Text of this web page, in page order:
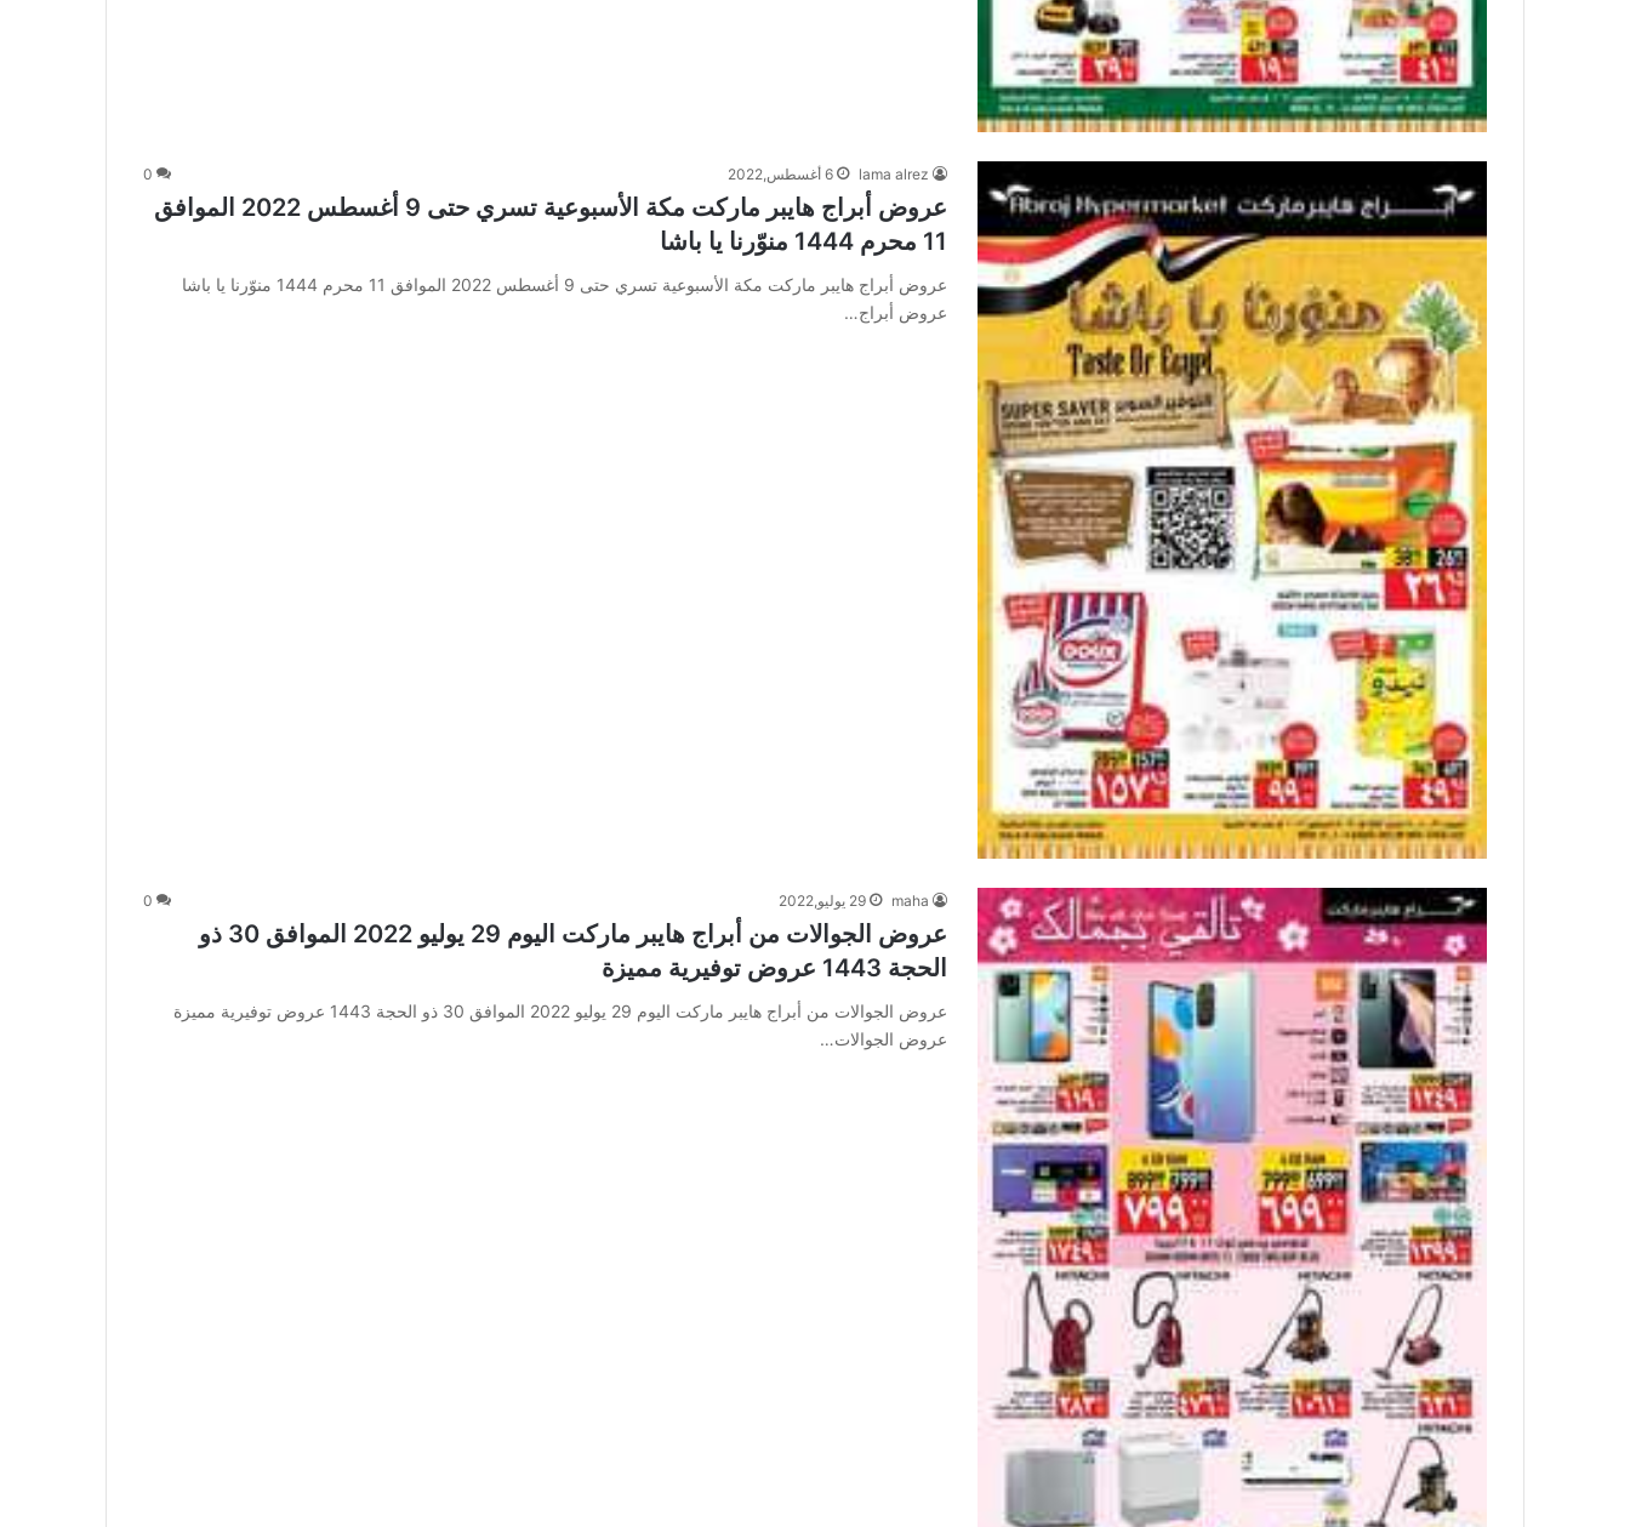
lama alrez 6 أغسطس,2022 0
عروض أبراج هايبر ماركت مكة الأسبوعية تسري حتى 9 أغسطس 2022 الموافق
11 محرم 1444 ‏منوّرنا يا باشا
عروض أبراج هايبر ماركت مكة الأسبوعية تسري حتى 9 أغسطس 2022 الموافق 11 محرم 1444 ‏منوّرنا يا باشا
عروض أبراج…
maha 29 يوليو,2022 0
عروض الجوالات من أبراج هايبر ماركت اليوم 29 يوليو 2022 الموافق 30 ذو
الحجة 1443 عروض توفيرية مميزة
عروض الجوالات من أبراج هايبر ماركت اليوم 29 يوليو 2022 الموافق 30 ذو الحجة 1443 عروض توفيرية مميزة
عروض الجوالات…